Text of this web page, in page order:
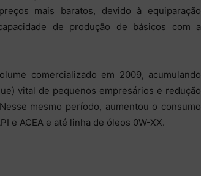
mais baratos, devido à equiparação
de produção de básicos com a
comercializado em 2009, acumulando
vital de pequenos empresários e redução
mesmo período, aumentou o consumo
e ACEA e até linha de óleos 0W-XX.